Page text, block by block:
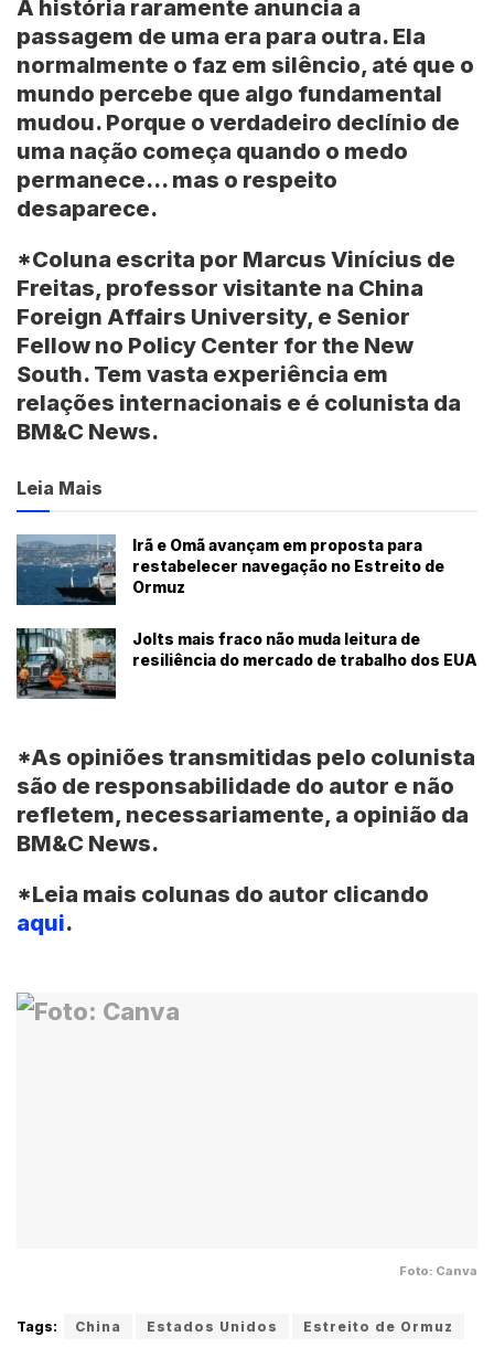
A história raramente anuncia a
passagem de uma era para outra. Ela
normalmente o faz em silêncio, até que o
mundo percebe que algo fundamental
mudou. Porque o verdadeiro declínio de
uma nação começa quando o medo
permanece… mas o respeito
desaparece.
*Coluna escrita por Marcus Vinícius de
Freitas, professor visitante na China
Foreign Affairs University, e Senior
Fellow no Policy Center for the New
South. Tem vasta experiência em
relações internacionais e é colunista da
BM&C News.
Leia Mais
Irã e Omã avançam em proposta para
restabelecer navegação no Estreito de
Ormuz
Jolts mais fraco não muda leitura de
resiliência do mercado de trabalho dos EUA
*As opiniões transmitidas pelo colunista
são de responsabilidade do autor e não
refletem, necessariamente, a opinião da
BM&C News.
*Leia mais colunas do autor clicando
aqui.
Foto: Canva
Tags: China Estados Unidos Estreito de Ormuz